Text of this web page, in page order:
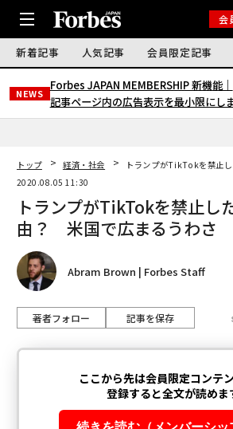
会
新着記事 人気記事 会員限定記事
NEWS
Forbes JAPAN MEMBERSHIP 新機能｜
記事ページ内の広告表示を最小限にし
トップ 経済・社会
トランプがTikTokを禁止
2020.08.05 11:30
トランプがTikTokを禁止し
由？ 米国で広まるうわさ
Abram Brown | Forbes Staff
著者フォロー 記事を保存